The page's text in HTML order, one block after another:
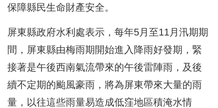
保障縣民生命財產安全。
屏東縣政府水利處表示，每年5月至11月汛期期
間，屏東縣由梅雨期開始進入降雨好發期，緊
接著是午後西南氣流帶來的午後雷陣雨，及後
續不定期的颱風豪雨，將為屏東帶來大量的雨
量，以往這些雨量易造成低窪地區積淹水情